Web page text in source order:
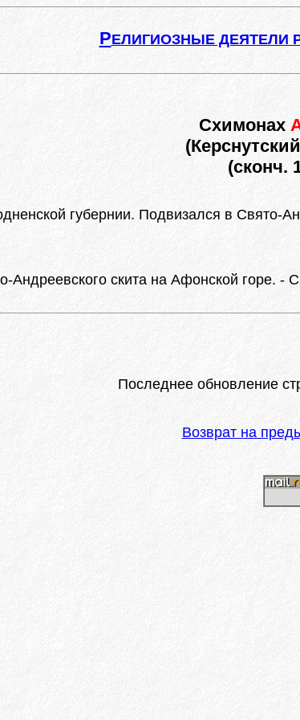
РЕЛИГИОЗНЫЕ ДЕЯТЕЛИ
Схимонах
(сконч.
губернии. Подвизался в Свято-
Андреевского скита на Афонской горе.
Последнее обновление
Возврат на